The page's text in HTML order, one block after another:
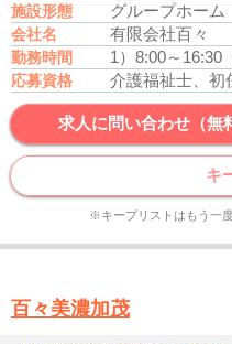
施設形態 グループホーム
会社名 有限会社百々
勤務時間 1）8:00～16:30
応募資格
求人に問い合わせ（無
キ
※キープリストはもう一
百々美濃加茂